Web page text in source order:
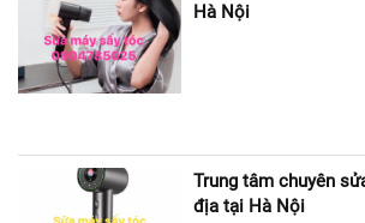
Hà Nội
Trung tâm chuyên
địa tại Hà Nội